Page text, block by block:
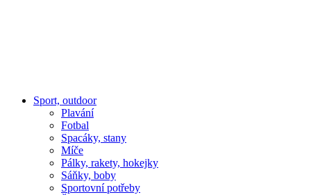
Sport, outdoor
Plavání
Fotbal
Spacáky, stany
Míče
Pálky, rakety, hokejky
Sáňky, boby
Sportovní potřeby